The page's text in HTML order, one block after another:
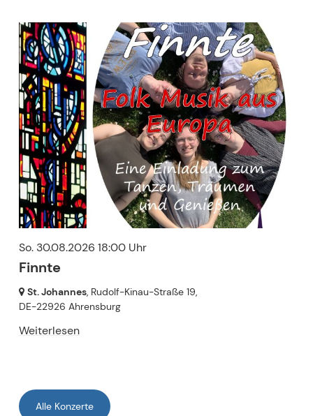
So. 30.08.2026 18:00 Uhr
Finnte
St. Johannes, Rudolf-Kinau-Straße 19,
DE-22926 Ahrensburg
Weiterlesen
Alle Konzerte